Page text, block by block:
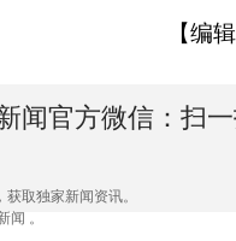
【编
闻官方微信：扫
取独家新闻资讯。
闻 。